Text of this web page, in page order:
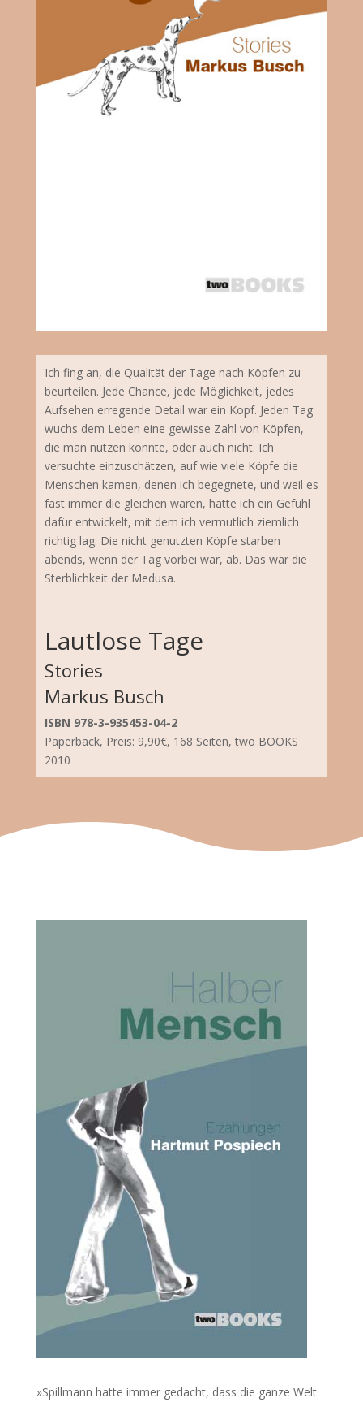
Ich fing an, die Qualität der Tage nach Köpfen zu
beurteilen. Jede Chance, jede Möglichkeit, jedes
Aufsehen erregende Detail war ein Kopf. Jeden Tag
wuchs dem Leben eine gewisse Zahl von Köpfen,
die man nutzen konnte, oder auch nicht. Ich
versuchte einzuschätzen, auf wie viele Köpfe die
Menschen kamen, denen ich begegnete, und weil es
fast immer die gleichen waren, hatte ich ein Gefühl
dafür entwickelt, mit dem ich vermutlich ziemlich
richtig lag. Die nicht genutzten Köpfe starben
abends, wenn der Tag vorbei war, ab. Das war die
Sterblichkeit der Medusa.
Lautlose Tage
Stories
Markus Busch
ISBN 978-3-935453-04-2
Paperback, Preis: 9,90€, 168 Seiten, two BOOKS
2010
»Spillmann hatte immer gedacht, dass die ganze Welt